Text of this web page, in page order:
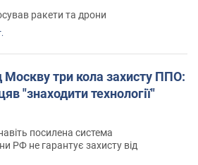
ракети та дрони
Москву три кола захисту ППО:
"знаходити технології"
посилена система
РФ не гарантує захисту від